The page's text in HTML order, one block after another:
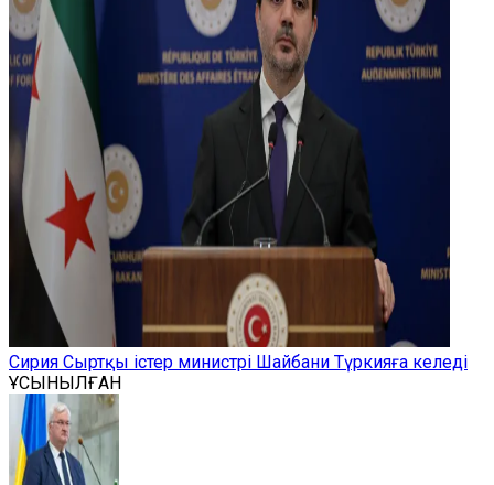
Сирия Сыртқы істер министрі Шайбани Түркияға келеді
ҰСЫНЫЛҒАН